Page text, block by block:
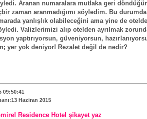
Aranan numaralara mutlaka geri
zaman aranmadığımı söyledim. Bu
yanlışlık olabileceğini ama yine de
Valizlerimizi alıp otelden ayrılmak
yaptırıyorsun, güveniyorsun,
yer yok deniyor! Rezalet değil de nedir?
09:50:41
Haziran 2015
Residence Hotel şikayet yaz